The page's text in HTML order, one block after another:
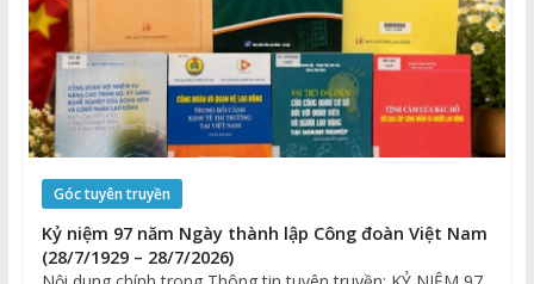
Góc tuyên truyền
Kỷ niệm 97 năm Ngày thành lập Công đoàn Việt Nam
(28/7/1929 – 28/7/2026)